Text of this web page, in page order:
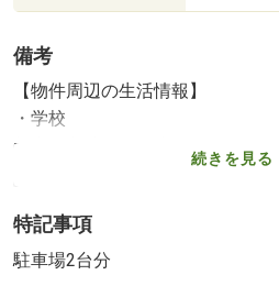
備考
【物件周辺の生活情報】
・学校
新宿区立落合第四小学校（750m
室収納
国土法届出：不要
続きを見る
特記事項
駐車場2台分